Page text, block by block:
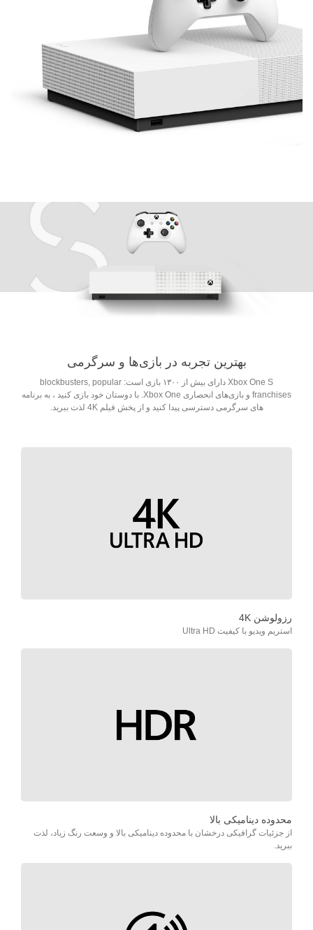
بهترین تجربه در بازی‌ها و سرگرمی
Xbox One S دارای بیش از ۱۳۰۰ بازی است: blockbusters, popular
franchises و بازی‌های انحصاری Xbox One. با دوستان خود بازی کنید ، به برنامه
های سرگرمی دسترسی پیدا کنید و از پخش فیلم 4K لذت ببرید.
رزولوشن 4K
استریم ویدیو با کیفیت Ultra HD
محدوده دینامیکی بالا
از جزئیات گرافیکی درخشان با محدوده دینامیکی بالا و وسعت رنگ زیاد، لذت
ببرید.